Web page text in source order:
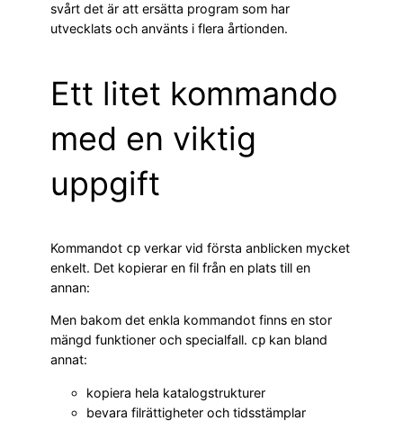
svårt det är att ersätta program som har
utvecklats och använts i flera årtionden.
Ett litet kommando
med en viktig
uppgift
Kommandot cp verkar vid första anblicken mycket
enkelt. Det kopierar en fil från en plats till en
annan:
Men bakom det enkla kommandot finns en stor
mängd funktioner och specialfall. cp kan bland
annat:
kopiera hela katalogstrukturer
bevara filrättigheter och tidsstämplar